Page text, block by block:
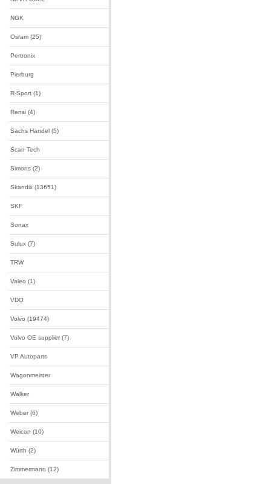
NGK
Osram (25)
Pertronix
Pierburg
R-Sport (1)
Rensi (4)
Sachs Handel (5)
Scan Tech
Simons (2)
Skandix (13651)
SKF
Sonax
Sulux (7)
TRW
Valeo (1)
VDO
Volvo (19474)
Volvo OE supplier (7)
VP Autoparts
Wagonmeister
Walker
Weber (6)
Weicon (10)
Würth (2)
Zimmermann (12)